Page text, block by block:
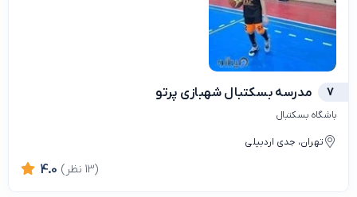
7 مدرسه بسکتبال شهبازی پرتو
باشگاه بسکتبال
تهران، جدی اردبیلی
4.0 (13 نظر)